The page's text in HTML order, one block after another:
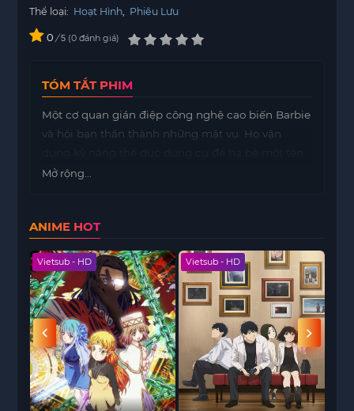
Thể loại: Hoạt Hình Phiêu Lưu
0 / 5 0 đánh giá
TÓM TẮT PHIM
Một cơ quan gián điệp công nghệ cao biến Barbie
và hội bạn thân thành những mật vụ. Họ vận
trộm mèo xảo quyệt.
Mở rộng...
ANIME HOT
Vietsub - HD Vietsub - HD